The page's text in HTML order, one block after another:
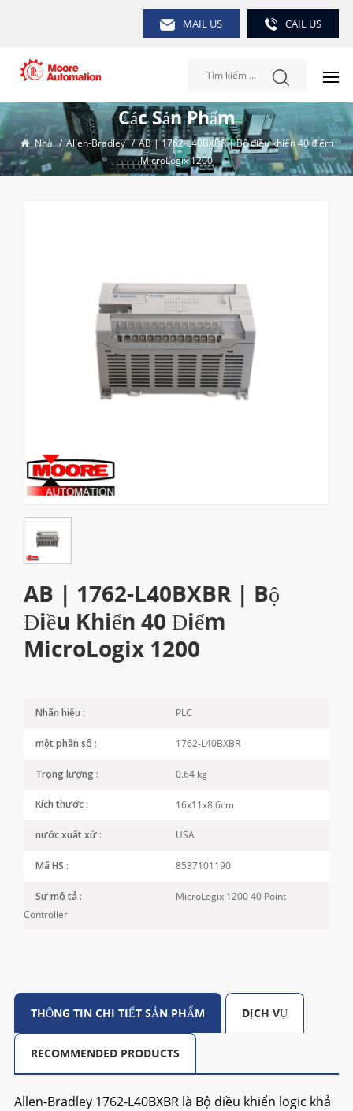
MAIL US CAIL US
Các Sản Phẩm
Nhà / Allen-Bradley / AB | 1762-L40BXBR | Bộ điều khiển 40 điểm
MicroLogix 1200
AB | 1762-L40BXBR | Bộ
Điều Khiển 40 Điểm
MicroLogix 1200
Nhãn hiệu : PLC
một phần số : 1762-L40BXBR
Trọng lượng : 0.64 kg
Kích thước : 16x11x8.6cm
nước xuất xứ : USA
Mã HS : 8537101190
Sự mô tả :
MicroLogix 1200 40 Point
Controller
THÔNG TIN CHI TIẾT SẢN PHẨM DỊCH VỤ
RECOMMENDED PRODUCTS
Allen-Bradley 1762-L40BXBR là Bộ điều khiển logic khả